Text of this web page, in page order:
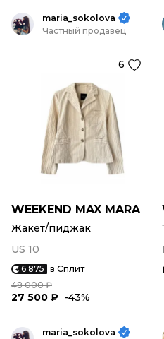
maria_sokolova
Частный продавец
6
WEEKEND MAX MARA
Жакет/пиджак
US 10
6 875 в Сплит
48 000 ₽
27 500 ₽ -43%
maria_sokolova